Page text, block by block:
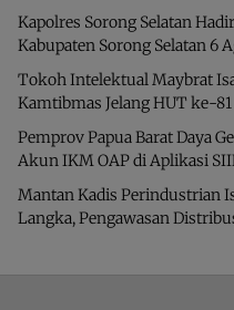
Kapolres Sorong Selatan
Kabupaten Sorong Selatan6
Tokoh Intelektual Maybrat
Kamtibmas Jelang HUT ke-
Pemprov Papua Barat Daya
Akun IKM OAP di Aplikasi
Mantan Kadis Perindustrian
Langka, Pengawasan